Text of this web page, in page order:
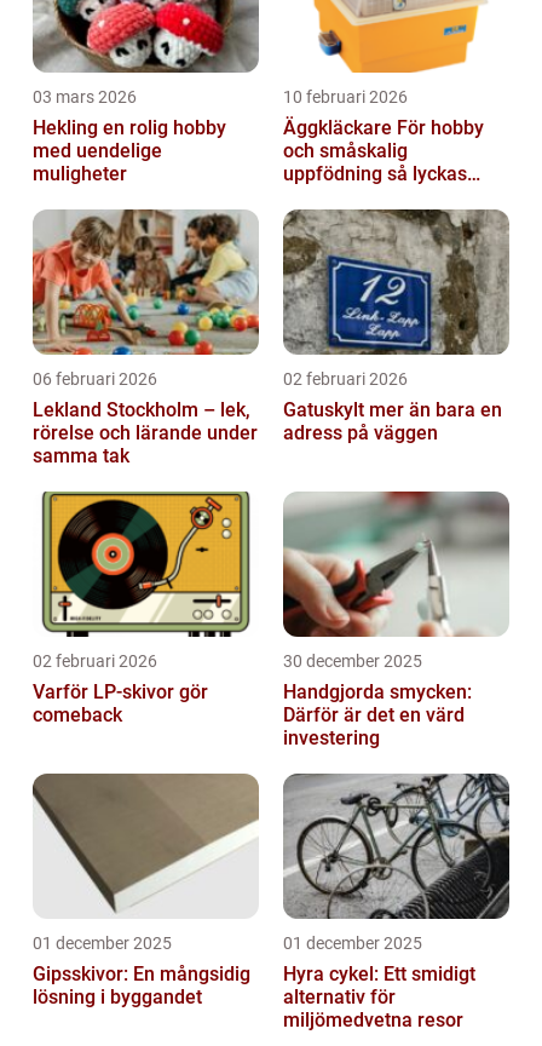
03 mars 2026
Hekling en rolig hobby
med uendelige
muligheter
10 februari 2026
Äggkläckare För hobby
och småskalig
uppfödning så lyckas
06 februari 2026
Lekland Stockholm – lek,
rörelse och lärande under
samma tak
02 februari 2026
Gatuskylt mer än bara en
adress på väggen
02 februari 2026
Varför LP-skivor gör
comeback
30 december 2025
Handgjorda smycken:
Därför är det en värd
investering
01 december 2025
Gipsskivor: En mångsidig
lösning i byggandet
01 december 2025
Hyra cykel: Ett smidigt
alternativ för
miljömedvetna resor